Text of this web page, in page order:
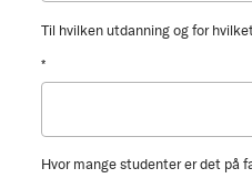
Til hvilken utdanning og for
*
Hvor mange studenter er det på